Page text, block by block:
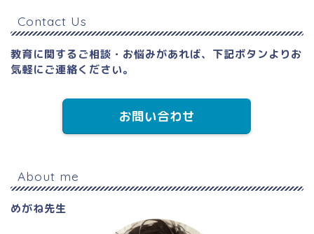
t
a
g
r
u
T
u
b
e
C
a
n
n
Contact Us
教育に関するご相談・お悩みがあれば、下記ボタンよりお
気軽にご連絡ください。
お問い合わせ
About me
めがね先生